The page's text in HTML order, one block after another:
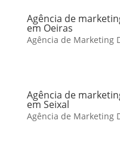
Agência de
em Oeiras
Agência de Marketing
Agência de
em Seixal
Agência de Marketing